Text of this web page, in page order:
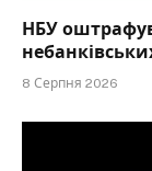
НБУ
8 Серпня 2026